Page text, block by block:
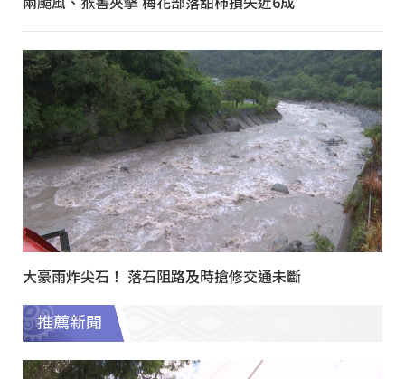
大豪雨炸尖石！ 落石阻路及時搶修交通未斷
推薦新聞